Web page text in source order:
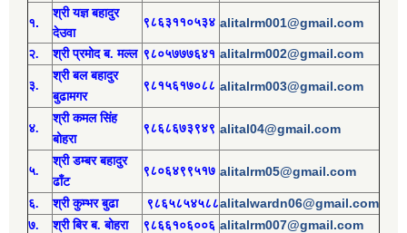
१.
श्री यज्ञ बहादुर
देउवा
९८६३११०५३४ alitalrm001@gmail.com
२. श्रीप्रमोदब. मल्ल ९८०५७७७६४१ alitalrm002@gmail.com
३.
श्रीबल बहादुर
बुढामगर
९८१५६१७०८८ alitalrm003@gmail.com
४.
श्री कमल सिंह
बोहरा
९८६८६७३९४९ alital04@gmail.com
५.
श्री डम्बर बहादुर
ढाँट
९८०६४९९५१७ alitalrm05@gmail.com
६. श्री कुम्भर बुढा ९८६५८५४५८८alitalwardn06@gmail.com
७. श्री बिर ब. बोहरा ९८६६१०६००६ alitalrm007@gmail.com